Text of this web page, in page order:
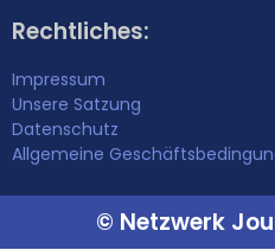
Rechtliches:
Impressum
Unsere Satzung
Datenschutz
Allgemeine
© Netzwerk